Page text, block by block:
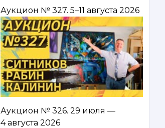
Аукцион № 327. 5–11 августа 2026
Аукцион № 326. 29 июля —
4 августа 2026